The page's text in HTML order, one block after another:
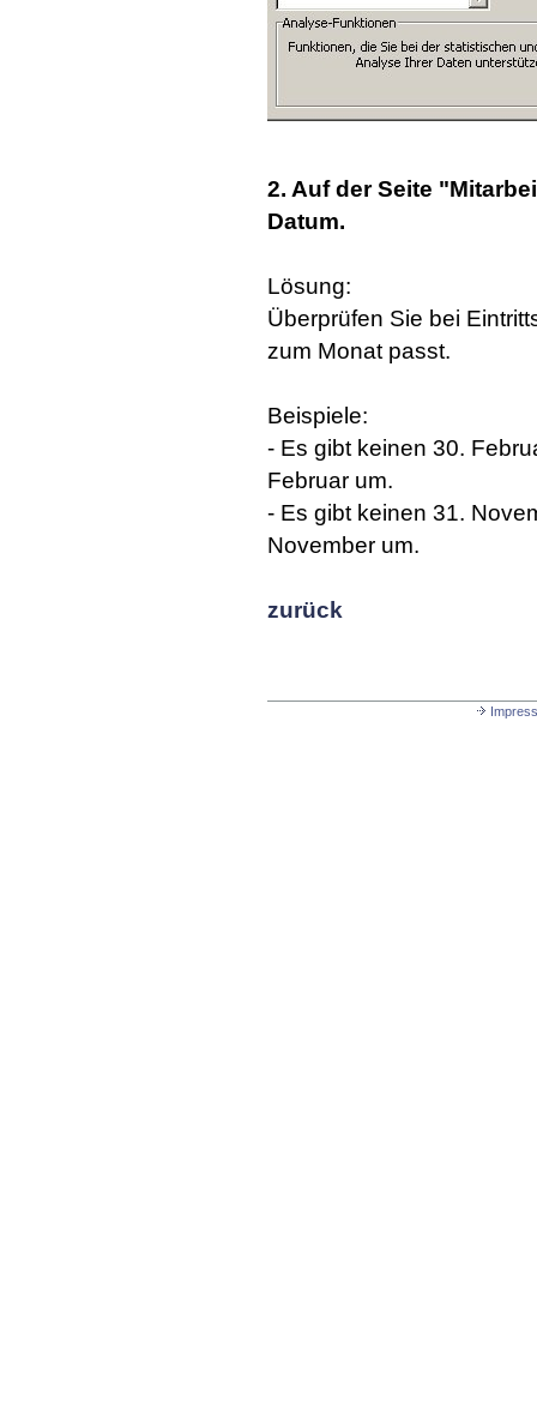
2. Auf der Seite
Datum.
Lösung:
Überprüfen Sie bei
zum Monat passt.
Beispiele:
- Es gibt keinen 30.
Februar um.
- Es gibt keinen 31.
November um.
zurück